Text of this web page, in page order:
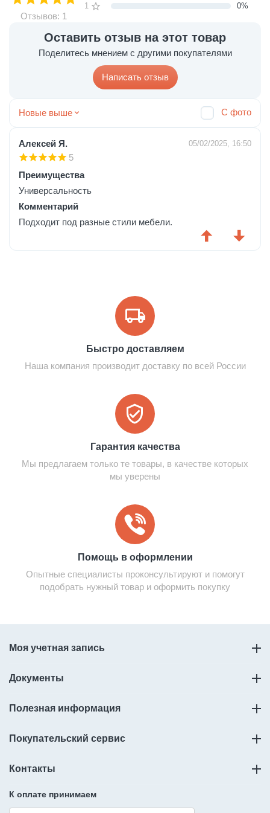
Оставить отзыв на этот товар
Поделитесь мнением с другими покупателями
Написать отзыв
Отзывов: 1
1 звезда
0%
Новые выше С фото
Алексей Я. 05/02/2025, 16:50
5
Преимущества
Универсальность
Комментарий
Подходит под разные стили мебели.
Быстро доставляем
Наша компания производит доставку по всей России
Гарантия качества
Мы предлагаем только те товары, в качестве которых
мы уверены
Помощь в оформлении
Опытные специалисты проконсультируют и помогут
подобрать нужный товар и оформить покупку
Моя учетная запись
Документы
Полезная информация
Покупательский сервис
Контакты
К оплате принимаем